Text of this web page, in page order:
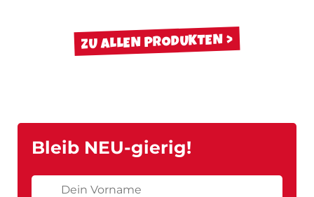
ZU ALLEN PRODUKTEN
Bleib NEU-gierig!